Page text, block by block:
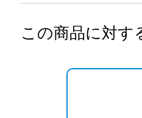
この商品に対す